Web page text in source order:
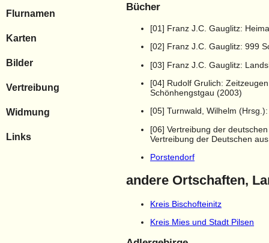
Bücher
[01] Franz J.C. Gauglitz:
[02] Franz J.C. Gauglitz: 999
[03] Franz J.C. Gauglitz:
[04] Rudolf Grulich:
Schönhengstgau (2003)
[05] Turnwald, Wilhelm
[06] Vertreibung der
Vertreibung der Deutschen
Porstendorf
andere Ortschaften,
Kreis Bischofteinitz
Kreis Mies und Stadt Pilsen
Flurnamen
Karten
Bilder
Vertreibung
Widmung
Links